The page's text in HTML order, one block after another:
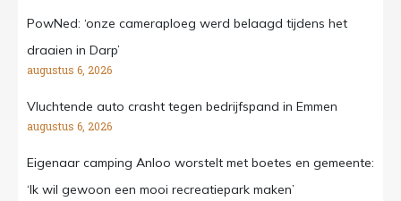
PowNed: ‘onze cameraploeg werd belaagd tijdens het
draaien in Darp’
augustus 6, 2026
Vluchtende auto crasht tegen bedrijfspand in Emmen
augustus 6, 2026
Eigenaar camping Anloo worstelt met boetes en gemeente:
‘Ik wil gewoon een mooi recreatiepark maken’